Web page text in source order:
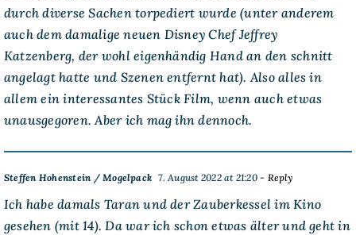
durch diverse Sachen torpediert wurde (unter anderem
auch dem damalige neuen Disney Chef Jeffrey
Katzenberg, der wohl eigenhändig Hand an den schnitt
angelagt hatte und Szenen entfernt hat). Also alles in
allem ein interessantes Stück Film, wenn auch etwas
unausgegoren. Aber ich mag ihn dennoch.
Steffen Hohenstein / Mogelpack 7. August 2022 at 21:20- Reply
Ich habe damals Taran und der Zauberkessel im Kino
gesehen (mit 14). Da war ich schon etwas älter und geht in